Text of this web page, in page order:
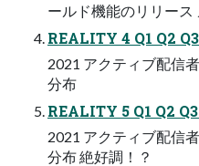
ールド機能のリリース
REALITY 4 Q1 Q2
2021 アクティブ配信
分布
REALITY 5 Q1 Q2
2021 アクティブ配信
分布 絶好調！？